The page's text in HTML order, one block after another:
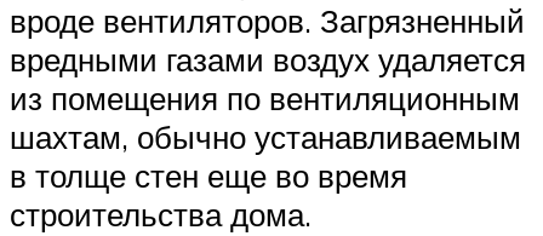
вроде вентиляторов. Загрязненный
вредными газами воздух удаляется
из помещения по вентиляционным
шахтам, обычно устанавливаемым
в толще стен еще во время
строительства дома.